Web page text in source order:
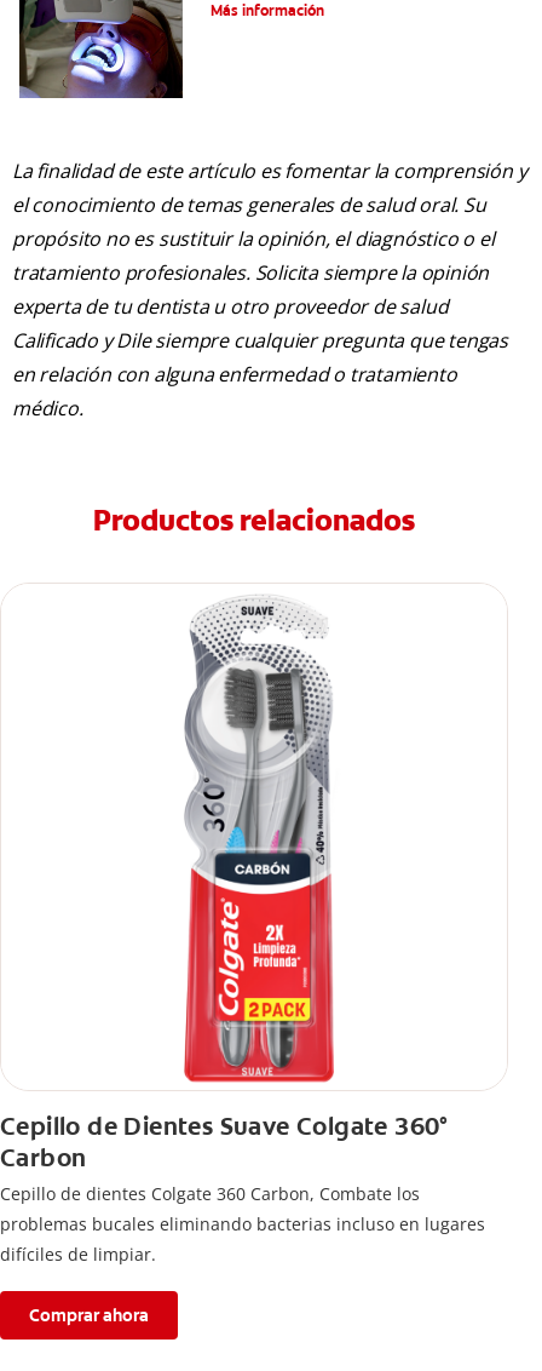
Más información
La finalidad de este artículo es fomentar la comprensión y
el conocimiento de temas generales de salud oral. Su
propósito no es sustituir la opinión, el diagnóstico o el
tratamiento profesionales. Solicita siempre la opinión
experta de tu dentista u otro proveedor de salud
Calificado y Dile siempre cualquier pregunta que tengas
en relación con alguna enfermedad o tratamiento
médico.
Productos relacionados
Cepillo de Dientes Suave Colgate 360°
Carbon
Cepillo de dientes Colgate 360 ​​Carbon, Combate los
problemas bucales eliminando bacterias incluso en lugares
difíciles de limpiar.
Comprar ahora